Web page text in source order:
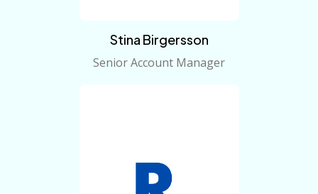
Stina Birgersson
Senior Account Manager